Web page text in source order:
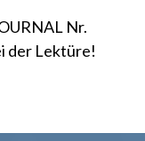
Nr.
der Lektüre!